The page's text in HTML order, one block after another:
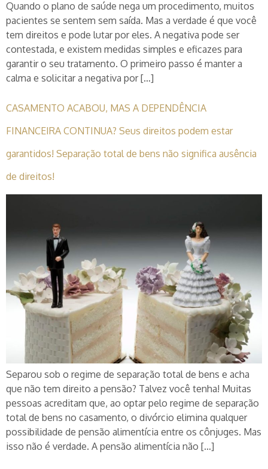
Quando o plano de saúde nega um procedimento, muitos
pacientes se sentem sem saída. Mas a verdade é que você
tem direitos e pode lutar por eles. A negativa pode ser
contestada, e existem medidas simples e eficazes para
garantir o seu tratamento. O primeiro passo é manter a
calma e solicitar a negativa por […]
CASAMENTO ACABOU, MAS A DEPENDÊNCIA
FINANCEIRA CONTINUA? Seus direitos podem estar
garantidos! Separação total de bens não significa ausência
de direitos!
Separou sob o regime de separação total de bens e acha
que não tem direito a pensão? Talvez você tenha! Muitas
pessoas acreditam que, ao optar pelo regime de separação
total de bens no casamento, o divórcio elimina qualquer
possibilidade de pensão alimentícia entre os cônjuges. Mas
isso não é verdade. A pensão alimentícia não […]